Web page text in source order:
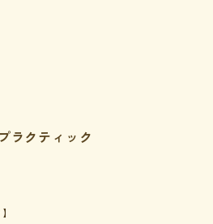
ラクティック